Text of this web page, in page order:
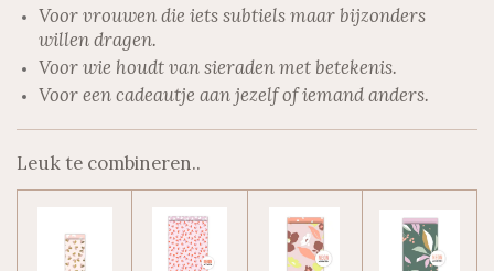
Voor vrouwen die iets subtiels maar bijzonders
willen dragen.
Voor wie houdt van sieraden met betekenis.
Voor een cadeautje aan jezelf of iemand anders.
Leuk te combineren..